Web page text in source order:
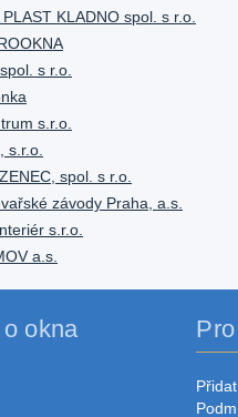
KLADNO spol. s r.o.
s r.o.
s.r.o.
s.r.o.
spol. s r.o.
závody Praha, a.s.
s.r.o.
a.s.
okna